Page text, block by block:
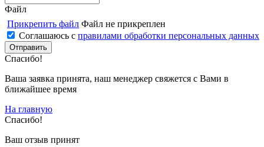
Файл
Прикрепить файл Файл не прикреплен
Соглашаюсь с правилами обработки персональных данных
Спасибо!
Ваша заявка принята, наш менеджер свяжется с Вами в
ближайшее время
На главную
Спасибо!
Ваш отзыв принят